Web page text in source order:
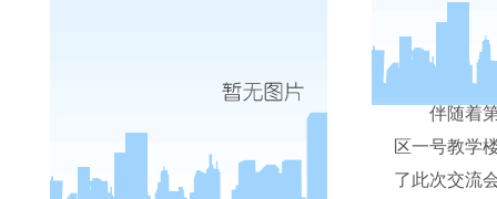
伴随着
区一号教学
了此次交流